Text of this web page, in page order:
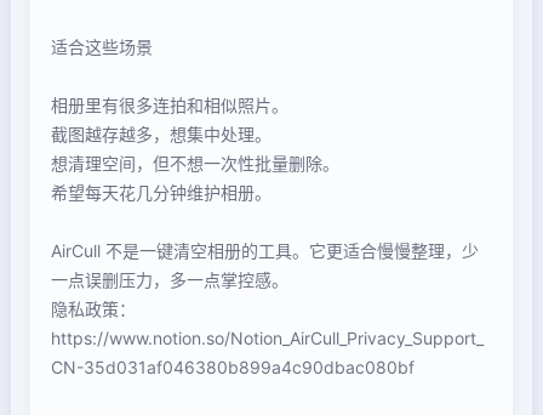
适合这些场景
相册里有很多连拍和相似照片。
截图越存越多，想集中处理。
想清理空间，但不想一次性批量删除。
希望每天花几分钟维护相册。
AirCull 不是一键清空相册的工具。它更适合慢慢整理，少
一点误删压力，多一点掌控感。
隐私政策：
https://www.notion.so/Notion_AirCull_Privacy_Support_
CN-35d031af046380b899a4c90dbac080bf